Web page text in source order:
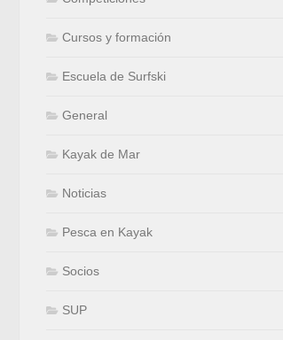
Cursos y formación
Escuela de Surfski
General
Kayak de Mar
Noticias
Pesca en Kayak
Socios
SUP